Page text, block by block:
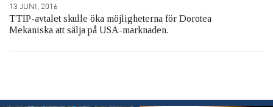
13 JUNI, 2016
TTIP-avtalet skulle öka möjligheterna för Dorotea
Mekaniska att sälja på USA-marknaden.